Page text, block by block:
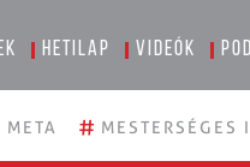
Hetilap Videók
META # MESTERSÉGES